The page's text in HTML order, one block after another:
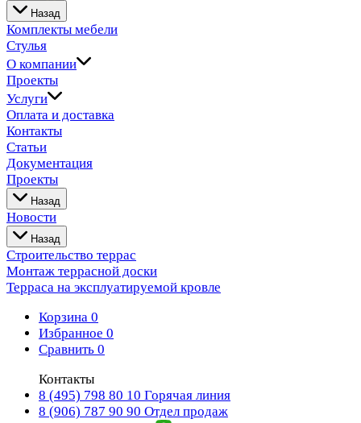
Назад
Комплекты мебели
Стулья
О компании
Проекты
Услуги
Оплата и доставка
Контакты
Статьи
Документация
Проекты
Назад
Новости
Назад
Строительство террас
Монтаж террасной доски
Терраса на эксплуатируемой кровле
Корзина 0
Избранное 0
Сравнить 0
Контакты
8 (495) 798 80 10 Горячая линия
8 (906) 787 90 90 Отдел продаж